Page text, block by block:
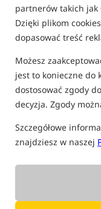
partnerów takich jak
Dzięki plikom
dopasować treść
Możesz
jest to konieczne do
dostosować zgody
decyzja. Zgody
Szczegółowe
znajdziesz w naszej
Seven Oaks Heater
Piecyk gazowy Seven Oaks
940,99 PLN
otrzymujesz8,39 pkt
KUP